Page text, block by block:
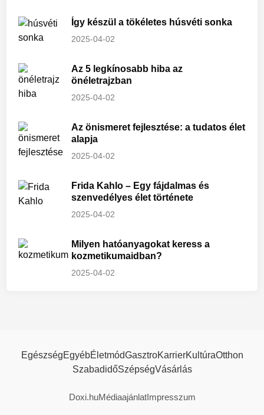
Így készül a tökéletes húsvéti sonka
2025-04-02
Az 5 legkínosabb hiba az
önéletrajzban
2025-04-02
Az önismeret fejlesztése: a tudatos élet
alapja
2025-04-02
Frida Kahlo – Egy fájdalmas és
szenvedélyes élet története
2025-04-02
Milyen hatóanyagokat keress a
kozmetikumaidban?
2025-04-02
EgészségEgyébÉletmódGasztroKarrierKultúraOtthon
SzabadidőSzépségVásárlás
Doxi.huMédiaajánlatImpresszum